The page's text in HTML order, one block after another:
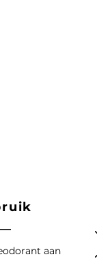
aan